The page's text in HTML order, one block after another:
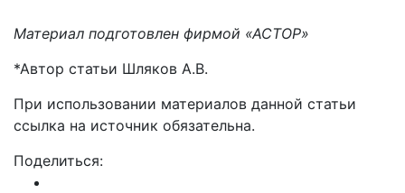
Материал подготовлен фирмой «АСТОР»
*Автор статьи Шляков А.В.
При использовании материалов данной статьи
ссылка на источник обязательна.
Поделиться: